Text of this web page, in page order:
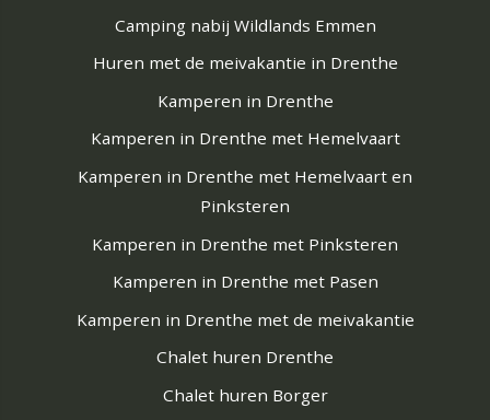
Camping nabij Wildlands Emmen
Huren met de meivakantie in Drenthe
Kamperen in Drenthe
Kamperen in Drenthe met Hemelvaart
Kamperen in Drenthe met Hemelvaart en
Pinksteren
Kamperen in Drenthe met Pinksteren
Kamperen in Drenthe met Pasen
Kamperen in Drenthe met de meivakantie
Chalet huren Drenthe
Chalet huren Borger